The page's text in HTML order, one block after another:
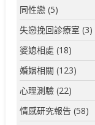
同性戀 (5)
失戀挽回診療室 (3)
婆媳相處 (18)
婚姻相關 (123)
心理測驗 (22)
情感研究報告 (58)